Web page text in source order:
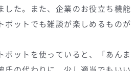
した。また、企業のお役立ち機能
ボットでも雑談が楽しめるものが
ボットを使っていると、「あんま